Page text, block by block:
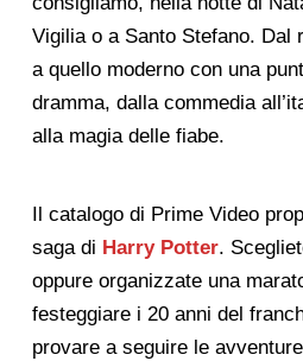
Vigilia o a Santo Stefano. Dal
a quello moderno con una
dramma, dalla commedia
alla magia delle fiabe.
Il catalogo di Prime Video
saga di Harry Potter.
oppure organizzate una
festeggiare i 20 anni del
provare a seguire le